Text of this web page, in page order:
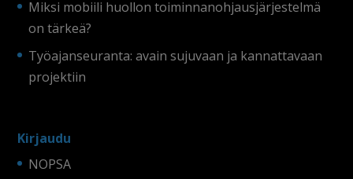
Miksi mobiili huollon toiminnanohjausjärjestelmä
on tärkeä?
Työajanseuranta: avain sujuvaan ja kannattavaan
projektiin
Kirjaudu
NOPSA